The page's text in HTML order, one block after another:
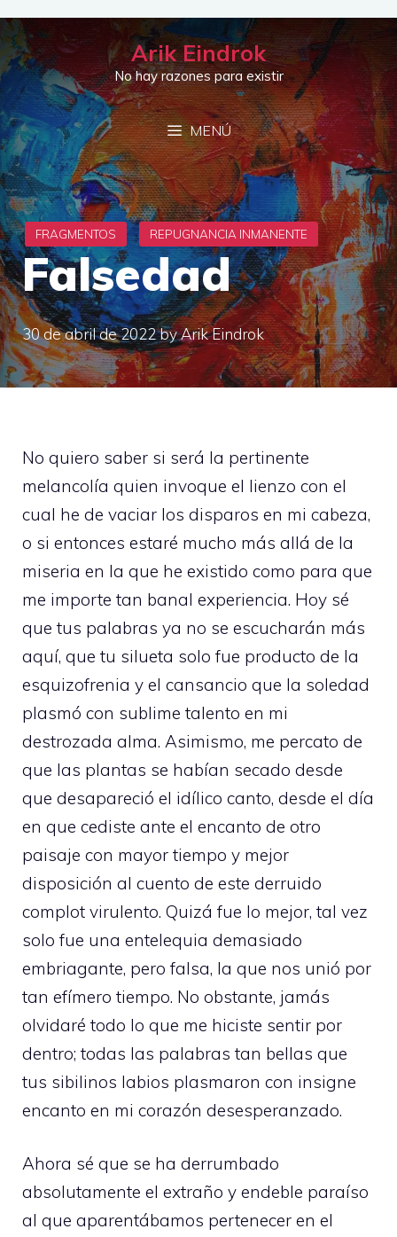
Saltar
al
contenido
Arik Eindrok
No hay razones para existir
MENÚ
Falsedad
30 de abril de 2022byArik Eindrok
No quiero saber si será la pertinente
melancolía quien invoque el lienzo con el
cual he de vaciar los disparos en mi cabeza,
o si entonces estaré mucho más allá de la
miseria en la que he existido como para que
me importe tan banal experiencia. Hoy sé
que tus palabras ya no se escucharán más
aquí, que tu silueta solo fue producto de la
esquizofrenia y el cansancio que la soledad
plasmó con sublime talento en mi
destrozada alma. Asimismo, me percato de
que las plantas se habían secado desde
que desapareció el idílico canto, desde el día
en que cediste ante el encanto de otro
paisaje con mayor tiempo y mejor
disposición al cuento de este derruido
complot virulento. Quizá fue lo mejor, tal vez
solo fue una entelequia demasiado
embriagante, pero falsa, la que nos unió por
tan efímero tiempo. No obstante, jamás
olvidaré todo lo que me hiciste sentir por
dentro; todas las palabras tan bellas que
tus sibilinos labios plasmaron con insigne
encanto en mi corazón desesperanzado.
Ahora sé que se ha derrumbado
absolutamente el extraño y endeble paraíso
al que aparentábamos pertenecer en el